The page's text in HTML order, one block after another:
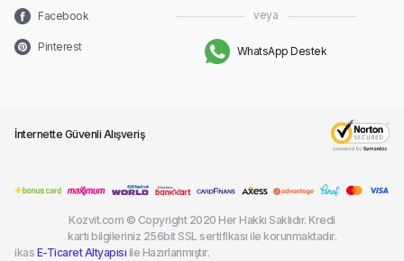
Facebook
Pinterest
veya
WhatsApp Destek
İnternette Güvenli Alışveriş
Kozvit.com © Copyright 2020 Her Hakkı Saklıdır. Kredi
kartı bilgileriniz 256bit SSL sertifikası ile korunmaktadır.
ikas E-Ticaret Altyapısı ile Hazırlanmıştır.